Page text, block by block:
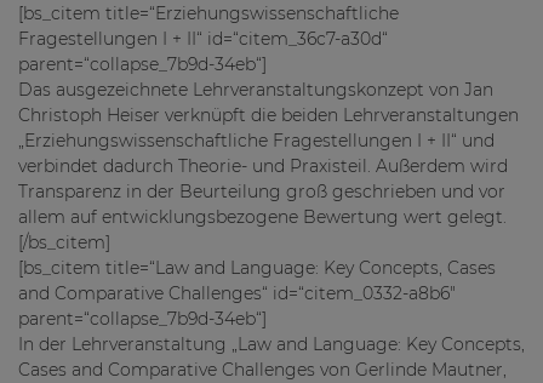
[bs_citem title=“Erziehungswissenschaftliche
Fragestellungen I + II“ id=“citem_36c7-a30d“
parent=“collapse_7b9d-34eb“]
Das ausgezeichnete Lehrveranstaltungskonzept von Jan
Christoph Heiser verknüpft die beiden Lehrveranstaltungen
„Erziehungswissenschaftliche Fragestellungen I + II“ und
verbindet dadurch Theorie- und Praxisteil. Außerdem wird
Transparenz in der Beurteilung groß geschrieben und vor
allem auf entwicklungsbezogene Bewertung wert gelegt.
[/bs_citem]
[bs_citem title=“Law and Language: Key Concepts, Cases
and Comparative Challenges“ id=“citem_0332-a8b6″
parent=“collapse_7b9d-34eb“]
In der Lehrveranstaltung „Law and Language: Key Concepts,
Cases and Comparative Challenges von Gerlinde Mautner,